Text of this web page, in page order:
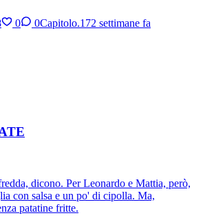
0 0Capitolo.172 settimane fa
dicono. Per Leonardo e Mattia, però,
con salsa e un po' di cipolla. Ma,
patatine fritte.